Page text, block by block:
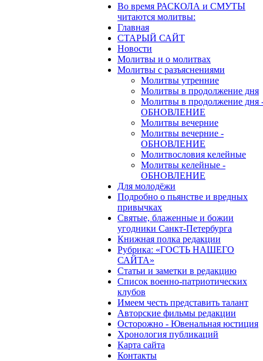
Во время РАСКОЛА и СМУТЫ
читаются молитвы:
Главная
СТАРЫЙ САЙТ
Новости
Молитвы и о молитвах
Молитвы с разъяснениями
Молитвы утренние
Молитвы в продолжение дня
Молитвы в продолжение дня
ОБНОВЛЕНИЕ
Молитвы вечерние
Молитвы вечерние -
ОБНОВЛЕНИЕ
Молитвословия келейные
Молитвы келейные -
ОБНОВЛЕНИЕ
Для молодёжи
Подробно о пьянстве и вредных
привычках
Святые, блаженные и божии
угодники Санкт-Петербурга
Книжная полка редакции
Рубрика: «ГОСТЬ НАШЕГО
САЙТА»
Статьи и заметки в редакцию
Список военно-патриотических
клубов
Имеем честь представить талант
Авторские фильмы редакции
Осторожно - Ювенальная юстиция
Хронология публикаций
Карта сайта
Контакты